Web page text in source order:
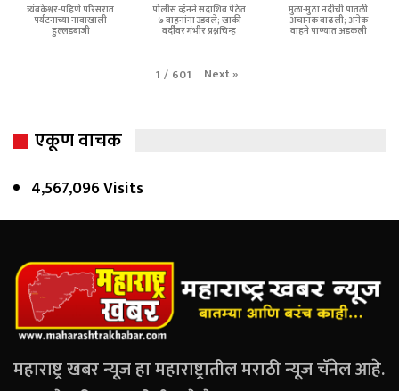
त्र्यंबकेश्वर-पहिणे परिसरात
पर्यटनाच्या नावाखाली
हुल्लडबाजी
पोलीस व्हॅनने सदाशिव पेठेत
७ वाहनांना उडवले; खाकी
वर्दीवर गंभीर प्रश्नचिन्ह
मुळा-मुठा नदीची पातळी
अचानक वाढली; अनेक
वाहने पाण्यात अडकली
1 / 601 Next»
एकूण वाचक
4,567,096 Visits
महाराष्ट्र खबर न्यूज हा महाराष्ट्रातील मराठी न्यूज चॅनेल आहे.